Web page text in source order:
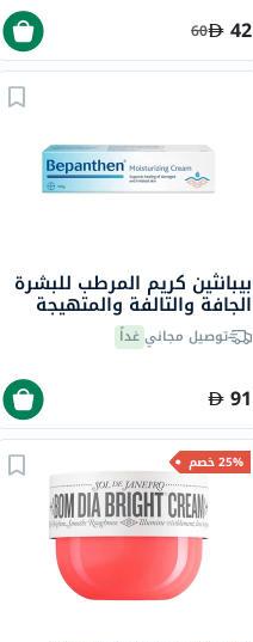
42
60
بيبانثين كريم المرطب للبشرة
الجافة والتالفة والمتهيجة
100 جرامتوصيل مجانيغداً
91
25% خصم